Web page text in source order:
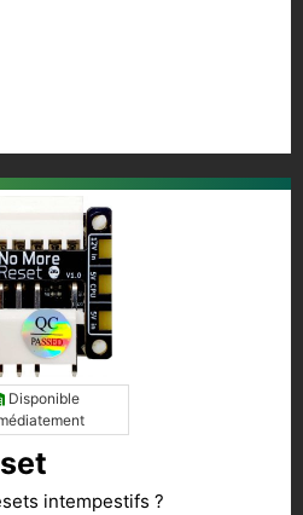
Disponible
intempestifs ?